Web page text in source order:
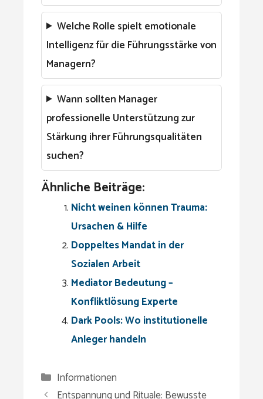
Welche Rolle spielt emotionale
Intelligenz für die Führungsstärke von
Managern?
Wann sollten Manager
professionelle Unterstützung zur
Stärkung ihrer Führungsqualitäten
suchen?
Ähnliche Beiträge:
Nicht weinen können Trauma:
Ursachen & Hilfe
Doppeltes Mandat in der
Sozialen Arbeit
Mediator Bedeutung –
Konfliktlösung Experte
Dark Pools: Wo institutionelle
Anleger handeln
Kategorien
Informationen
Entspannung und Rituale: Bewusste